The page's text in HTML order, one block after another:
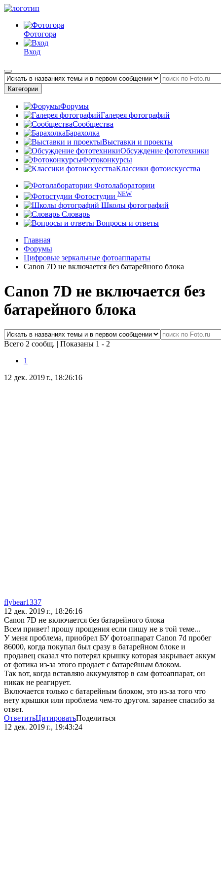
Фотогора
Вход
Категории
Форумы
Галерея фотографий
Сообщества
Барахолка
Выставки и проекты
Обсуждение фототехники
Фотоконкурсы
Классики фотоискусства
Фотолаборатории
Фотостудии NEW
Школы фотографий
Словарь
Вопросы и ответы
Главная
Форумы
Цифровые зеркальные фотоаппараты
Canon 7D не включается без батарейного блока
Canon 7D не включается без
батарейного блока
Всего 2 сообщ. | Показаны 1 - 2
1
12 дек. 2019 г., 18:26:16
flybear1337
12 дек. 2019 г., 18:26:16
Canon 7D не включается без батарейного блока
Всем привет! прошу прощения если пишу не в той теме...
У меня проблема, приобрел БУ фотоаппарат Canon 7d пробег
86000, когда покупал был сразу в батарейном блоке и
продавец сказал что потерял крышку которая закрывает аккум
от фотика из-за этого продает с батарейным блоком.
Так вот, когда вставляю аккумулятор в сам фотоаппарат, он
никак не реагирует.
Включается только с батарейным блоком, это из-за того что
нету крышки или проблема чем-то другом. заранее спасибо за
ответ.
ОтветитьЦитироватьПоделиться
12 дек. 2019 г., 19:43:24